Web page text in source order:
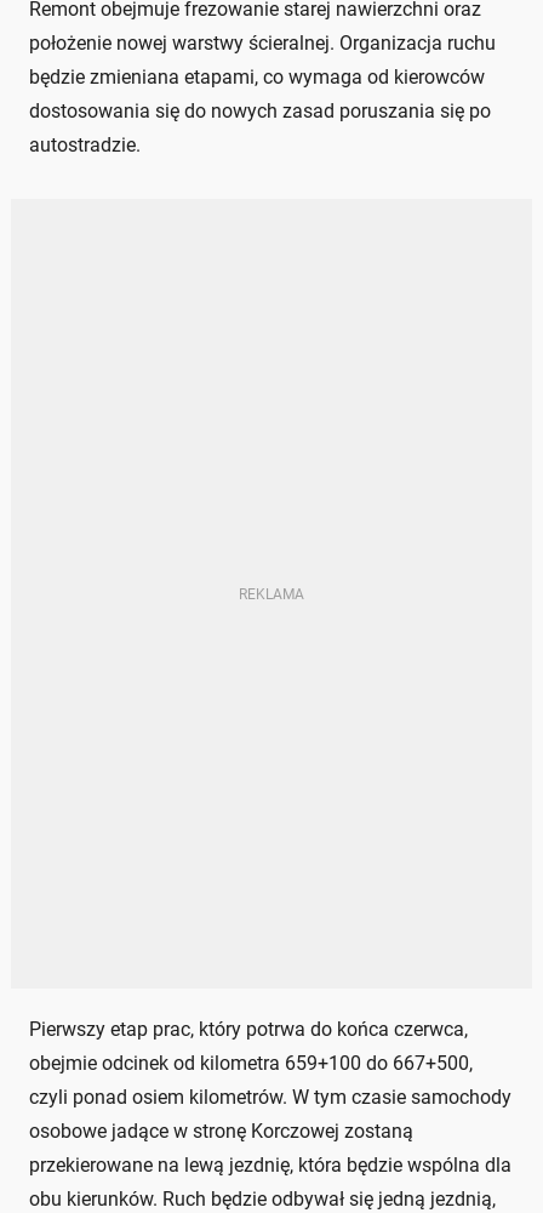
Remont obejmuje frezowanie starej nawierzchni oraz
położenie nowej warstwy ścieralnej. Organizacja ruchu
będzie zmieniana etapami, co wymaga od kierowców
dostosowania się do nowych zasad poruszania się po
autostradzie.
Pierwszy etap prac, który potrwa do końca czerwca,
obejmie odcinek od kilometra 659+100 do 667+500,
czyli ponad osiem kilometrów. W tym czasie samochody
osobowe jadące w stronę Korczowej zostaną
przekierowane na lewą jezdnię, która będzie wspólna dla
obu kierunków. Ruch będzie odbywał się jedną jezdnią,